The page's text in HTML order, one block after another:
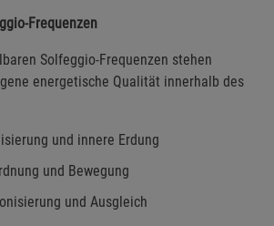
Frequenzen
Solfeggio-Frequenzen stehen
energetische Qualität innerhalb des
und innere Erdung
und Bewegung
und Ausgleich